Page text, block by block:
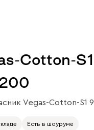
Cotton-S1
Vegas-Cotton-S1
Есть в шоуруме